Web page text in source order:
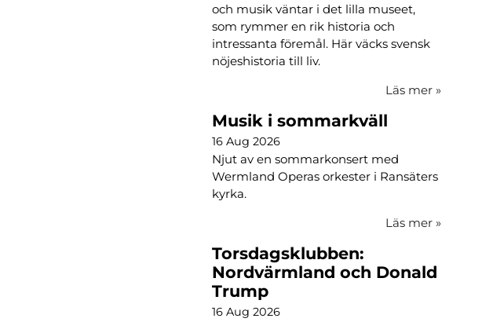
och musik väntar i det lilla museet,
som rymmer en rik historia och
intressanta föremål. Här väcks svensk
nöjeshistoria till liv.
Läs mer »
Musik i sommarkväll
16 Aug 2026
Njut av en sommarkonsert med
Wermland Operas orkester i Ransäters
kyrka.
Läs mer »
Torsdagsklubben:
Nordvärmland och Donald
Trump
16 Aug 2026